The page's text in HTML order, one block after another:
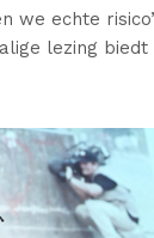
we echte
lezing biedt